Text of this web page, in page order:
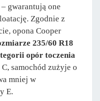
gwarantują one
Zgodnie z
opona Cooper
235/60 R18
opór toczenia
samochód zużyje o
mniej w
E.